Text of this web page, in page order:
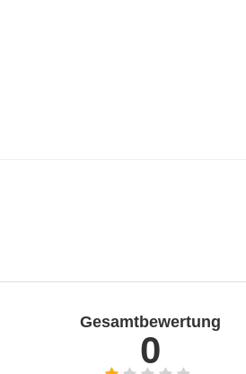
Gesamtbewertung
0